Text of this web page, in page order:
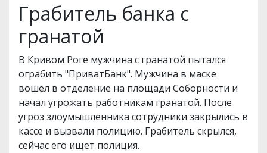
Грабитель банка с
гранатой
В Кривом Роге мужчина с гранатой пытался
ограбить "ПриватБанк". Мужчина в маске
вошел в отделение на площади Соборности и
начал угрожать работникам гранатой. После
угроз злоумышленника сотрудники закрылись в
кассе и вызвали полицию. Грабитель скрылся,
сейчас его ищет полиция.